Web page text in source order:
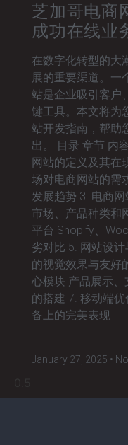
芝加哥电商
成功在线业
在数字化转型的大
展的重要渠道。一
站是企业吸引客户
键工具。本文将为
站开发指南，帮助
出。 目录 章节 内
网站的定义及其在
场对电商网站的需
发展趋势 3. 电商
市场、产品种类和
平台 Shopify、
劣对比 5. 网站设
的视觉效果与友好
心模块 产品展示
的搭建 7. 移动端
备上的完美表现
January 27, 2025